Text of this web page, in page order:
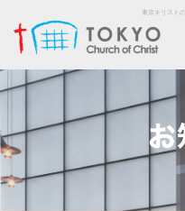
東京キリストの